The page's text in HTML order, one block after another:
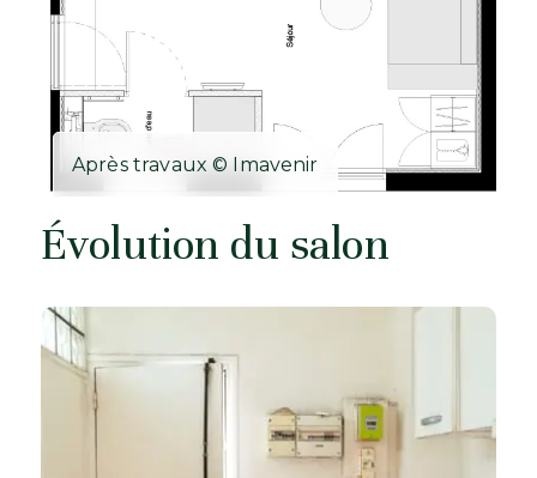
Après travaux © Imavenir
Évolution du salon